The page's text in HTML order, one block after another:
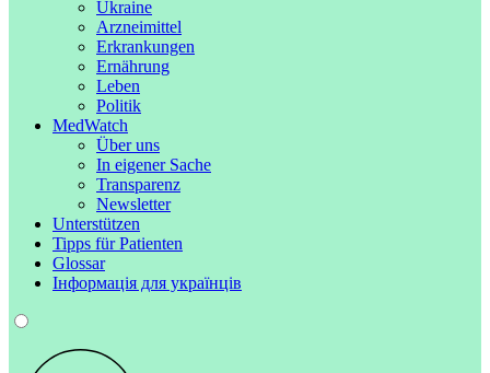
Ukraine
Arzneimittel
Erkrankungen
Ernährung
Leben
Politik
MedWatch
Über uns
In eigener Sache
Transparenz
Newsletter
Unterstützen
Tipps für Patienten
Glossar
Інформація для українців